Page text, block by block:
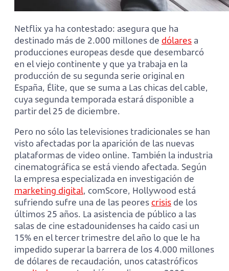
Netflix ya ha contestado: asegura que ha
destinado más de 2.000 millones de dólares a
producciones europeas desde que desembarcó
en el viejo continente y que ya trabaja en la
producción de su segunda serie original en
España, Élite, que se suma a Las chicas del cable,
cuya segunda temporada estará disponible a
partir del 25 de diciembre.
Pero no sólo las televisiones tradicionales se han
visto afectadas por la aparición de las nuevas
plataformas de video online. También la industria
cinematográfica se está viendo afectada. Según
la empresa especializada en investigación de
marketing digital, comScore, Hollywood está
sufriendo sufre una de las peorescrisis de los
últimos 25 años. La asistencia de público a las
salas de cine estadounidenses ha caído casi un
15% en el tercer trimestre del año lo que le ha
impedido superar la barrera de los 4.000 millones
de dólares de recaudación, unos catastróficos